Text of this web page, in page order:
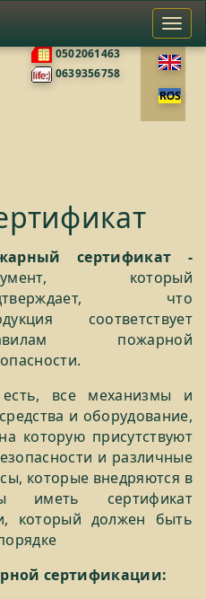
0502061463
0639356758
сертификат -
который
что
соответствует
пожарной
все механизмы и
и оборудование,
которую присутствуют
и различные
которые внедряются в
иметь сертификат
который должен быть
сертификации: